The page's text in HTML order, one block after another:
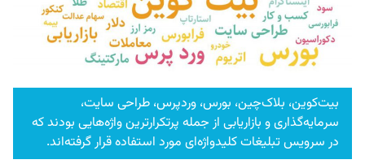
بیت‌کوین، بلاک‌چین، بورس، وردپرس، طراحی سایت،
سرمایه‌گذاری و بازاریابی از جمله پرتکرار‌ترین واژه‌هایی بودند که
در سرویس تبلیغات کلیدواژه‌ای مورد استفاده قرار گرفته‌اند.